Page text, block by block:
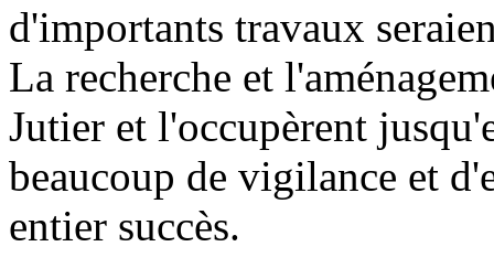
d'importants travaux
La recherche et
Jutier et l'occupèrent
beaucoup de vigilance et
entier succès.